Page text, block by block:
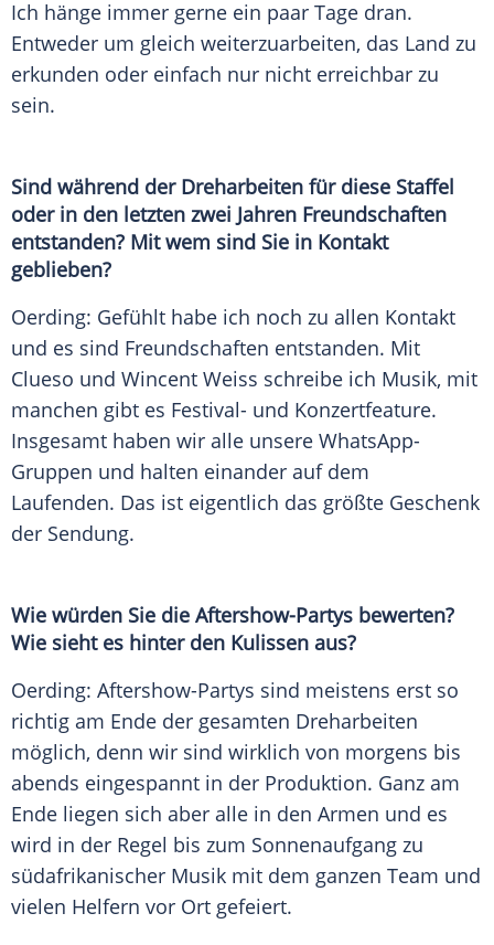
Ich hänge immer gerne ein paar Tage dran.
Entweder um gleich weiterzuarbeiten, das Land zu
erkunden oder einfach nur nicht erreichbar zu
sein.
Sind während der Dreharbeiten für diese Staffel
oder in den letzten zwei Jahren Freundschaften
entstanden? Mit wem sind Sie in Kontakt
geblieben?
Oerding: Gefühlt habe ich noch zu allen Kontakt
und es sind Freundschaften entstanden. Mit
Clueso und Wincent Weiss schreibe ich Musik, mit
manchen gibt es Festival- und Konzertfeature.
Insgesamt haben wir alle unsere WhatsApp-
Gruppen und halten einander auf dem
Laufenden. Das ist eigentlich das größte Geschenk
der Sendung.
Wie würden Sie die Aftershow-Partys bewerten?
Wie sieht es hinter den Kulissen aus?
Oerding: Aftershow-Partys sind meistens erst so
richtig am Ende der gesamten Dreharbeiten
möglich, denn wir sind wirklich von morgens bis
abends eingespannt in der Produktion. Ganz am
Ende liegen sich aber alle in den Armen und es
wird in der Regel bis zum Sonnenaufgang zu
südafrikanischer Musik mit dem ganzen Team und
vielen Helfern vor Ort gefeiert.